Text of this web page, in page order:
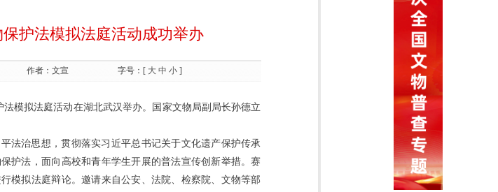
护法模拟法庭活动成功举办
作者： 文宣 字号：[ 大 中 小]
模拟法庭活动在湖北武汉举办。国家文物局副局长孙德立
法治思想，贯彻落实习近平总书记关于文化遗产保护传承
护法，面向高校和青年学生开展的普法宣传创新举措。赛
模拟法庭辩论。邀请来自公安、法院、检察院、文物等部